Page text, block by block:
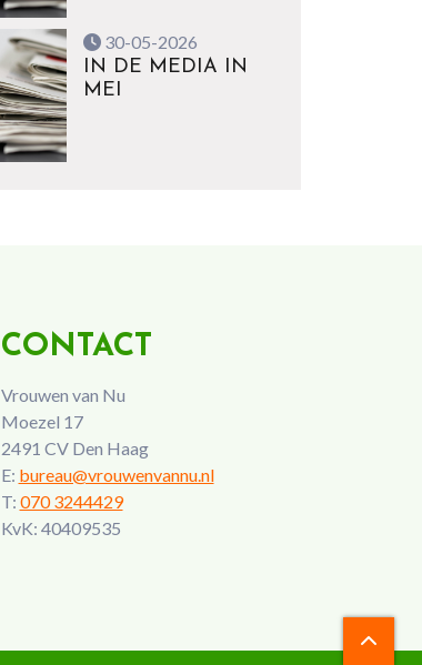
30-05-2026
IN DE MEDIA IN
MEI
CONTACT
Vrouwen van Nu
Moezel 17
2491 CV Den Haag
E: bureau@vrouwenvannu.nl
T: 070 3244429
KvK: 40409535